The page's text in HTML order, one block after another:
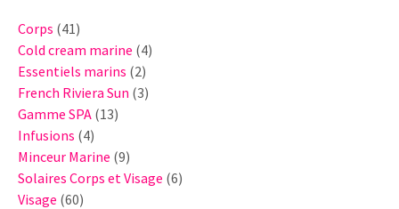
Corps 4141
produits
Cold cream marine 44
Essentiels marins 22
produits
French Riviera Sun 33
Gamme SPA 1313
Infusions 44
produits
Minceur Marine 99
produits
Solaires Corps et Visage 66
Visage 6060